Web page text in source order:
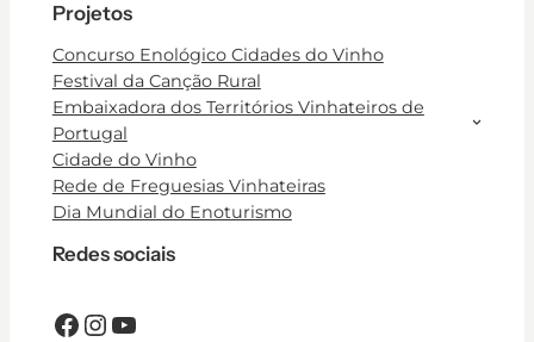
Projetos
Concurso Enológico Cidades do Vinho
Festival da Canção Rural
Embaixadora dos Territórios Vinhateiros de
Portugal
Cidade do Vinho
Rede de Freguesias Vinhateiras
Dia Mundial do Enoturismo
Redes sociais
Facebook InstagramYouTube